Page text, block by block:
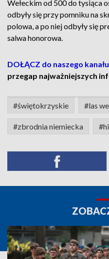
Wełeckim od 500 do tysiąca
odbyły się przy pomniku na
polowa, a po niej odbyły się
salwa honorowa.
DOŁĄCZ do naszego
przegap najważniejszych
#świętokrzyskie #las
#zbrodnia niemiecka